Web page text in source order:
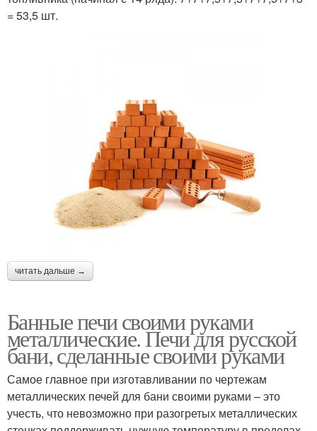
= 53,5 шт.
читать дальше →
Банные печи своими руками
металлические. Печи для русской
бани, сделанные своими руками
Самое главное при изготавливании по чертежам
металлических печей для бани своими руками – это
учесть, что невозможно при разогретых металлических